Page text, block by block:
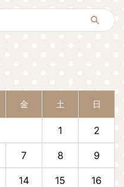
金 土 日
1 2
7 8 9
14 15 16